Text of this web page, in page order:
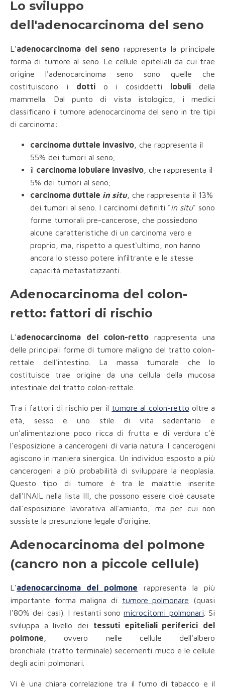
Lo sviluppo
dell'adenocarcinoma del seno
L'adenocarcinoma del seno rappresenta la principale
forma di tumore al seno. Le cellule epiteliali da cui trae
origine l'adenocarcinoma seno sono quelle che
costituiscono i dottio i cosiddetti lobuli della
mammella. Dal punto di vista istologico, i medici
classificano il tumore adenocarcinoma del seno in tre tipi
di carcinoma:
carcinoma duttale invasivo , che rappresenta il
55% dei tumori al seno;
il carcinoma lobulare invasivo , che rappresenta il
5% dei tumori al seno;
carcinoma duttale in situ, che rappresenta il 13%
dei tumori al seno. I carcinomi definiti "in situ" sono
forme tumorali pre-cancerose, che possiedono
alcune caratteristiche di un carcinoma vero e
proprio, ma, rispetto a quest'ultimo, non hanno
ancora lo stesso potere infiltrante e le stesse
capacità metastatizzanti.
Adenocarcinoma del colon-
retto: fattori di rischio
L'adenocarcinoma del colon-retto rappresenta una
delle principali forme di tumore maligno del tratto colon-
rettale dell'intestino. La massa tumorale che lo
costituisce trae origine da una cellula della mucosa
intestinale del tratto colon-rettale.
Tra i fattori di rischio per il tumore al colon-retto oltre a
età, sesso e uno stile di vita sedentario e
un'alimentazione poco ricca di frutta e di verdura c'è
l'esposizione a cancerogeni di varia natura. I cancerogeni
agiscono in maniera sinergica. Un individuo esposto a più
cancerogeni a più probabilità di sviluppare la neoplasia.
Questo tipo di tumore è tra le malattie inserite
dall'INAIL nella lista III, che possono essere cioè causate
dall'esposizione lavorativa all'amianto, ma per cui non
sussiste la presunzione legale d'origine.
Adenocarcinoma del polmone
(cancro non a piccole cellule)
L'adenocarcinoma del polmone rappresenta la più
importante forma maligna di tumore polmonare (quasi
l'80% dei casi). I restanti sonomicrocitomi polmonari . Si
sviluppa a livello dei tessuti epiteliali periferici
del
polmone , ovvero nelle cellule dell'albero
bronchiale (tratto terminale) secernenti muco e le cellule
degli acini polmonari.
Vi è una chiara correlazione tra il fumo di tabacco e il